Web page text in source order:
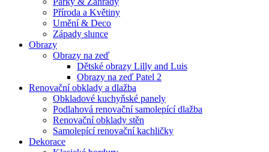
Příroda a Květiny
Umění & Deco
Západy slunce
Obrazy
Obrazy na zeď
Dětské obrazy Lilly and Luis
Obrazy na zeď Patel 2
Renovační obklady a dlažba
Obkladové kuchyňské panely
Podlahová renovační samolepící dlažba
Renovační obklady stěn
Samolepící renovační kachličky
Dekorace